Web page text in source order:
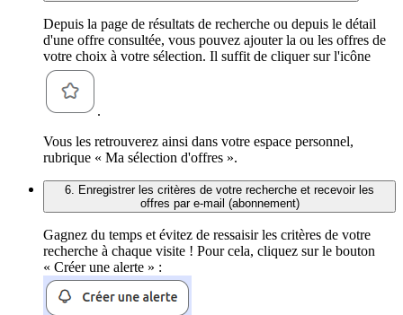
Depuis la page de résultats de recherche ou depuis le détail
d'une offre consultée, vous pouvez ajouter la ou les offres de
votre choix à votre sélection. Il suffit de cliquer sur l'icône
.
Vous les retrouverez ainsi dans votre espace personnel,
rubrique « Ma sélection d'offres ».
6. Enregistrer les critères de votre recherche et recevoir les
offres par e-mail (abonnement)
Gagnez du temps et évitez de ressaisir les critères de votre
recherche à chaque visite ! Pour cela, cliquez sur le bouton
« Créer une alerte » :